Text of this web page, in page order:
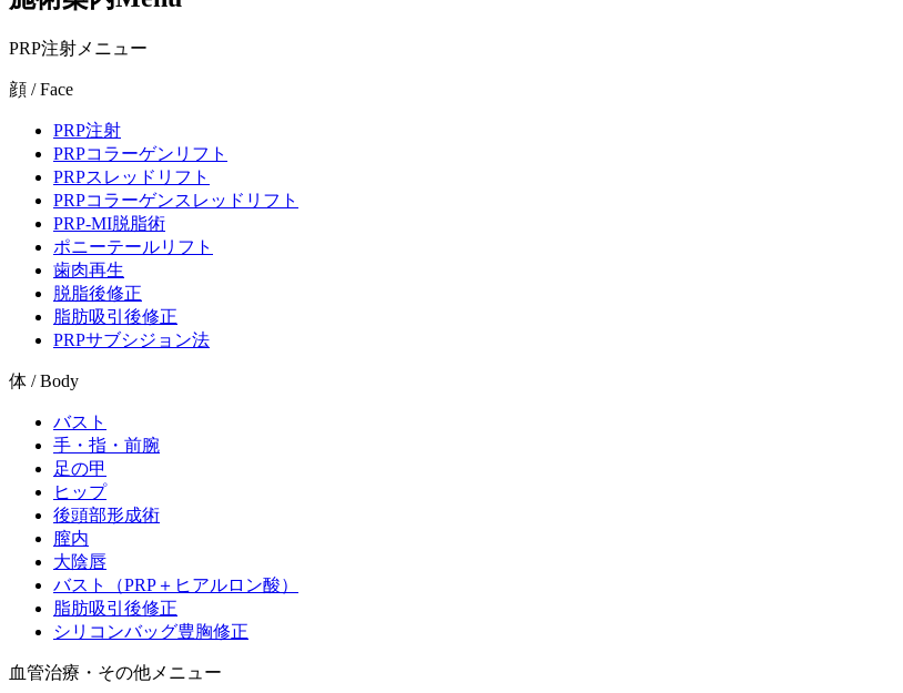
PRP注射メニュー
顔 / Face
PRP注射
PRPコラーゲンリフト
PRPスレッドリフト
PRPコラーゲンスレッドリフト
PRP-MI脱脂術
ポニーテールリフト
歯肉再生
脱脂後修正
脂肪吸引後修正
PRPサブシジョン法
体 / Body
バスト
手・指・前腕
足の甲
ヒップ
後頭部形成術
膣内
大陰唇
バスト（PRP＋ヒアルロン酸）
脂肪吸引後修正
シリコンバッグ豊胸修正
血管治療・その他メニュー